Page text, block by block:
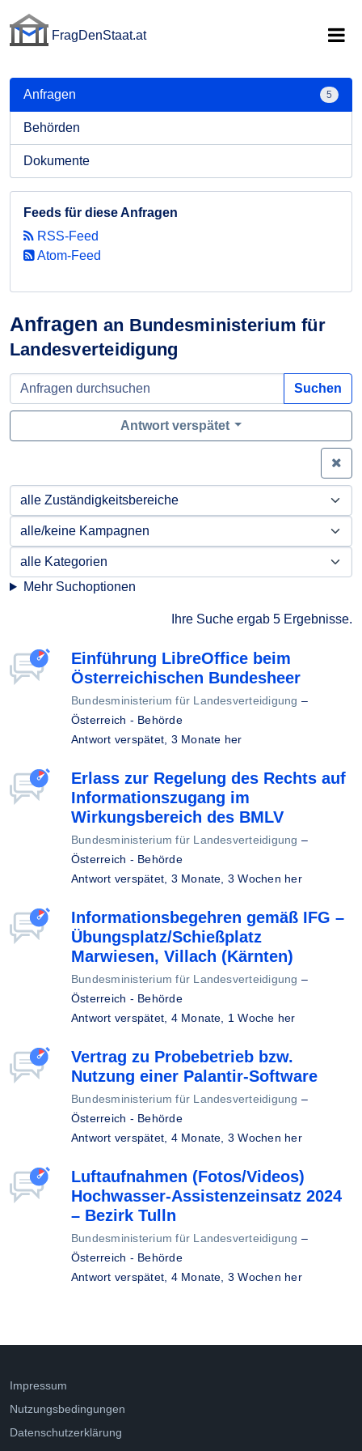
FragDenStaat.at
Anfragen an Bundesministerium für
Landesverteidigung
Suchen
Antwort verspätet
Mehr Suchoptionen
Ihre Suche ergab 5 Ergebnisse.
Einführung LibreOffice beim
Österreichischen Bundesheer
Bundesministerium für Landesverteidigung –
Österreich - Behörde
Antwort verspätet, 3 Monate her
Erlass zur Regelung des Rechts auf
Informationszugang im
Wirkungsbereich des BMLV
Bundesministerium für Landesverteidigung –
Österreich - Behörde
Antwort verspätet, 3 Monate, 3 Wochen her
Informationsbegehren gemäß IFG –
Übungsplatz/Schießplatz
Marwiesen, Villach (Kärnten)
Bundesministerium für Landesverteidigung –
Österreich - Behörde
Antwort verspätet, 4 Monate, 1 Woche her
Vertrag zu Probebetrieb bzw.
Nutzung einer Palantir-Software
Bundesministerium für Landesverteidigung –
Österreich - Behörde
Antwort verspätet, 4 Monate, 3 Wochen her
Luftaufnahmen (Fotos/Videos)
Hochwasser-Assistenzeinsatz 2024
– Bezirk Tulln
Bundesministerium für Landesverteidigung –
Österreich - Behörde
Antwort verspätet, 4 Monate, 3 Wochen her
Anfragen 5
Behörden
Dokumente
Feeds für diese Anfragen
RSS-Feed
Atom-Feed
Impressum
Nutzungsbedingungen
Datenschutzerklärung